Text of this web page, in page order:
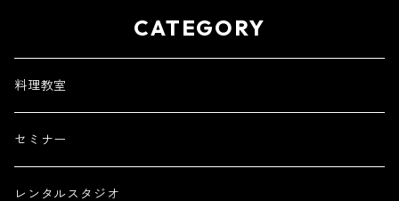
CATEGORY
料理教室
セミナー
レンタルスタジオ